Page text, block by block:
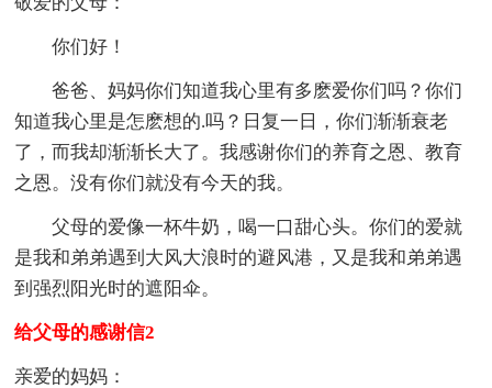
你们好！
爸爸、妈妈你们知道我心里有多麽爱你们吗？你们
知道我心里是怎麽想的.吗？日复一日，你们渐渐衰老
了，而我却渐渐长大了。我感谢你们的养育之恩、教育
之恩。没有你们就没有今天的我。
父母的爱像一杯牛奶，喝一口甜心头。你们的爱就
是我和弟弟遇到大风大浪时的避风港，又是我和弟弟遇
到强烈阳光时的遮阳伞。
给父母的感谢信2
亲爱的妈妈：